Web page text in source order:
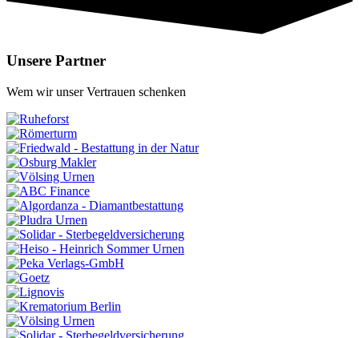
Unsere Partner
Wem wir unser Vertrauen schenken